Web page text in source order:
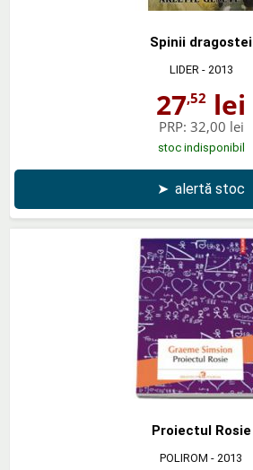
Spinii dragostei
LIDER - 2013
27,52 lei
PRP: 32,00 lei
stoc indisponibil
➤ alertă stoc
Proiectul Rosie
POLIROM - 2013